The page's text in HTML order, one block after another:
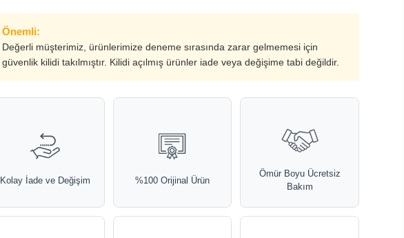
Önemli:
Değerli müşterimiz, ürünlerimize deneme sırasında zarar gelmemesi için
güvenlik kilidi takılmıştır. Kilidi açılmış ürünler iade veya değişime tabi değildir.
Kolay İade ve Değişim %100 Orijinal Ürün
Ömür Boyu Ücretsiz
Bakım